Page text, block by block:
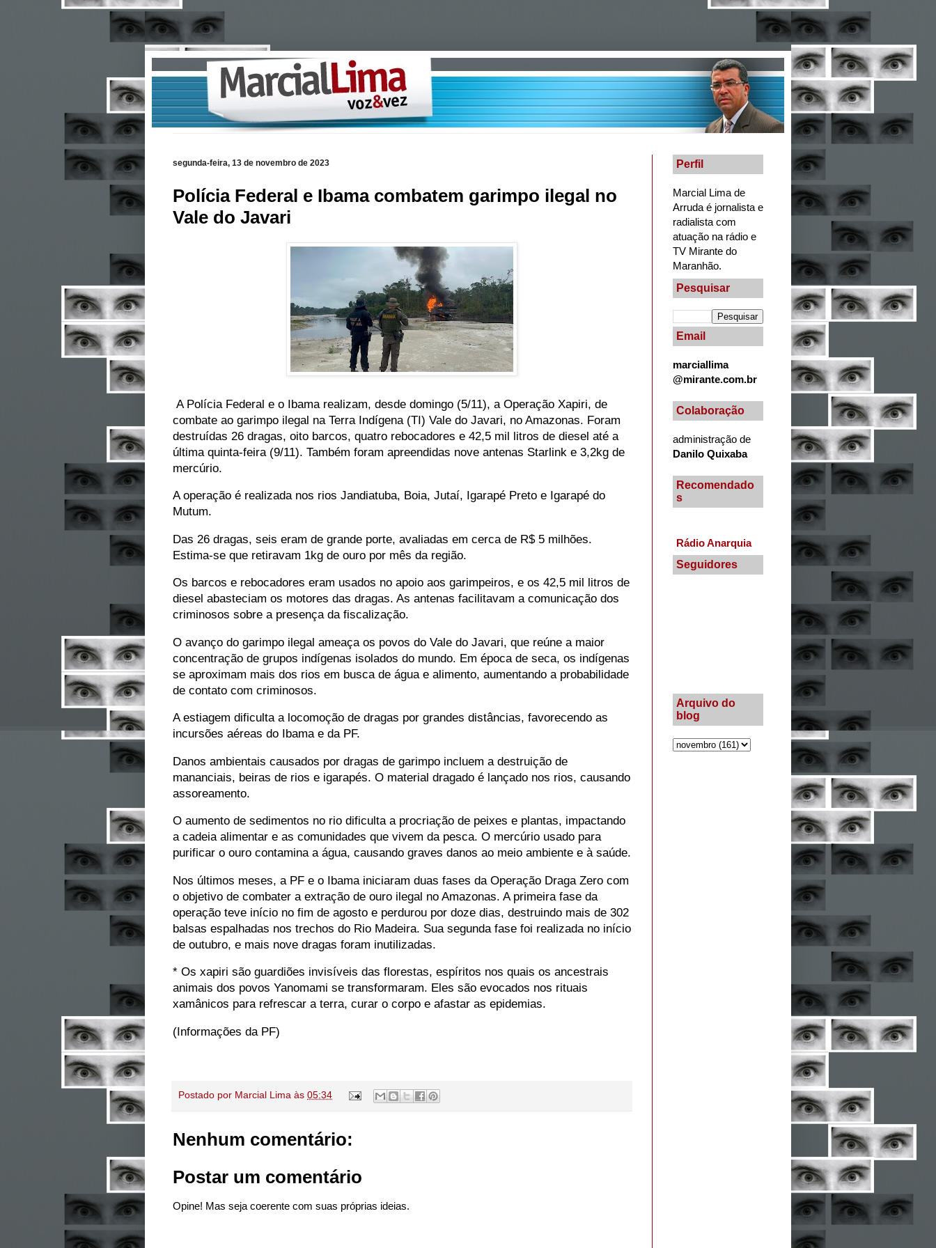
segunda-feira, 13 de novembro de 2023
Polícia Federal e Ibama combatem garimpo ilegal no
Vale do Javari
A Polícia Federal e o Ibama realizam, desde domingo (5/11), a Operação Xapiri, de
combate ao garimpo ilegal na Terra Indígena (TI) Vale do Javari, no Amazonas. Foram
destruídas 26 dragas, oito barcos, quatro rebocadores e 42,5 mil litros de diesel até a
última quinta-feira (9/11). Também foram apreendidas nove antenas Starlink e 3,2kg de
mercúrio.
A operação é realizada nos rios Jandiatuba, Boia, Jutaí, Igarapé Preto e Igarapé do
Mutum.
Das 26 dragas, seis eram de grande porte, avaliadas em cerca de R$ 5 milhões.
Estima-se que retiravam 1kg de ouro por mês da região.
Os barcos e rebocadores eram usados no apoio aos garimpeiros, e os 42,5 mil litros de
diesel abasteciam os motores das dragas. As antenas facilitavam a comunicação dos
criminosos sobre a presença da fiscalização.
O avanço do garimpo ilegal ameaça os povos do Vale do Javari, que reúne a maior
concentração de grupos indígenas isolados do mundo. Em época de seca, os indígenas
se aproximam mais dos rios em busca de água e alimento, aumentando a probabilidade
de contato com criminosos.
A estiagem dificulta a locomoção de dragas por grandes distâncias, favorecendo as
incursões aéreas do Ibama e da PF.
Danos ambientais causados por dragas de garimpo incluem a destruição de
mananciais, beiras de rios e igarapés. O material dragado é lançado nos rios, causando
assoreamento.
O aumento de sedimentos no rio dificulta a procriação de peixes e plantas, impactando
a cadeia alimentar e as comunidades que vivem da pesca. O mercúrio usado para
purificar o ouro contamina a água, causando graves danos ao meio ambiente e à saúde.
Nos últimos meses, a PF e o Ibama iniciaram duas fases da Operação Draga Zero com
o objetivo de combater a extração de ouro ilegal no Amazonas. A primeira fase da
operação teve início no fim de agosto e perdurou por doze dias, destruindo mais de 302
balsas espalhadas nos trechos do Rio Madeira. Sua segunda fase foi realizada no início
de outubro, e mais nove dragas foram inutilizadas.
* Os xapiri são guardiões invisíveis das florestas, espíritos nos quais os ancestrais
animais dos povos Yanomami se transformaram. Eles são evocados nos rituais
xamânicos para refrescar a terra, curar o corpo e afastar as epidemias.
(Informações da PF)
Postado por Marcial Lima às 05:34
Nenhum comentário:
Postar um comentário
Opine! Mas seja coerente com suas próprias ideias.
Perfil
Marcial Lima de
Arruda é jornalista e
radialista com
atuação na rádio e
TV Mirante do
Maranhão.
Pesquisar
Email
marciallima
@mirante.com.br
Colaboração
administração de
Danilo Quixaba
Recomendado
s
Rádio Anarquia
Seguidores
Arquivo do
blog